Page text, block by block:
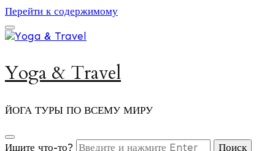
Перейти к содержимому
Yoga & Travel
ЙОГА ТУРЫ ПО ВСЕМУ МИРУ
Ищите что-то?